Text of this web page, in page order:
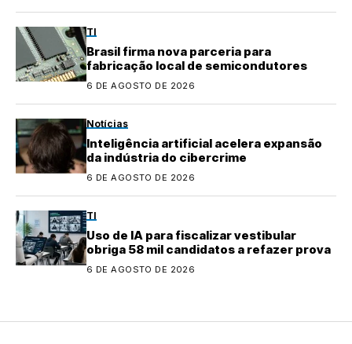
TI
Brasil firma nova parceria para
fabricação local de semicondutores
6 DE AGOSTO DE 2026
Notícias
Inteligência artificial acelera expansão
da indústria do cibercrime
6 DE AGOSTO DE 2026
TI
Uso de IA para fiscalizar vestibular
obriga 58 mil candidatos a refazer prova
6 DE AGOSTO DE 2026